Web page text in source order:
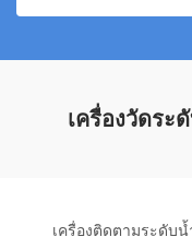
เครื่องวัดระ
เครื่องติดตามระดับ